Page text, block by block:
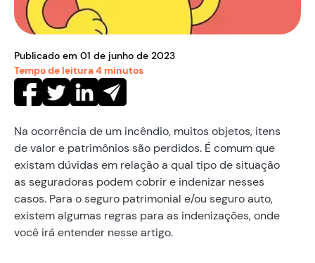
Publicado em 01 de junho de 2023
Tempo de leitura4 minutos
Na ocorrência de um incêndio, muitos objetos, itens
de valor e patrimônios são perdidos. É comum que
existam dúvidas em relação a qual tipo de situação
as seguradoras podem cobrir e indenizar nesses
casos. Para o seguro patrimonial e/ou seguro auto,
existem algumas regras para as indenizações, onde
você irá entender nesse artigo.